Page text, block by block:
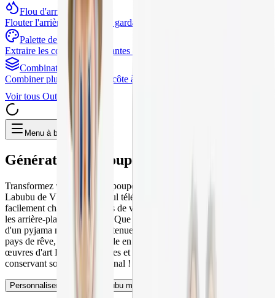
Flou d'arrière-plan
Flouter l'arrière-plan tout en gardant le sujet clair
Palette de couleurs
Extraire les couleurs dominantes des images
Combinateur d'images
Combiner plusieurs images côte à côte ou empilées
Voir tous Outils d'image
Menu à bascule
Générateur de poupées Labubu AI
Transformez vos photos de poupées Labubu avec le générateur AI
Labubu de Vheer. En un seul téléchargement, vous pouvez
facilement changer les styles de vêtements, les couleurs des tenues et
les arrière-plans des photos. Que vous souhaitiez habiller Labubu
d'un pyjama mignon, d'une tenue de vacances ou le placer dans un
pays de rêve, tout est possible en quelques secondes. Créez des
œuvres d'art Labubu créatives et en haute résolution tout en
conservant son charme original !
Personnaliser la poupée Labubu maintenant